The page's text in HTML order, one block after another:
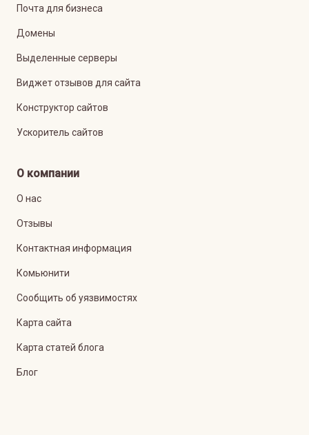
Почта для бизнеса
Домены
Выделенные серверы
Виджет отзывов для сайта
Конструктор сайтов
Ускоритель сайтов
О компании
О нас
Отзывы
Контактная информация
Комьюнити
Сообщить об уязвимостях
Карта сайта
Карта статей блога
Блог